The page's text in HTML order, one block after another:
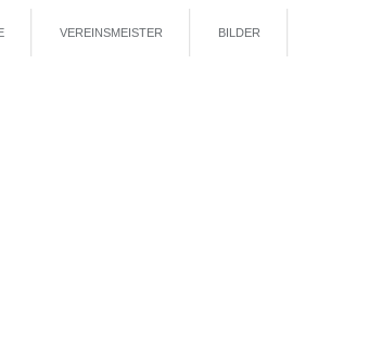
VEREINSMEISTER BILDER